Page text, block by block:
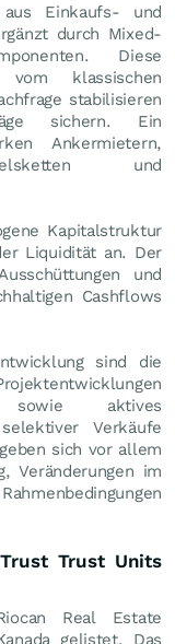
Einkaufs- und
durch Mixed-
Diese
klassischen
stabilisieren
sichern. Ein
Ankermietern,
und
Kapitalstruktur
Liquidität an. Der
und
Cashflows
sind die
aktives
Verkäufe
sich vor allem
Veränderungen im
Trust Units
Real Estate
gelistet. Das